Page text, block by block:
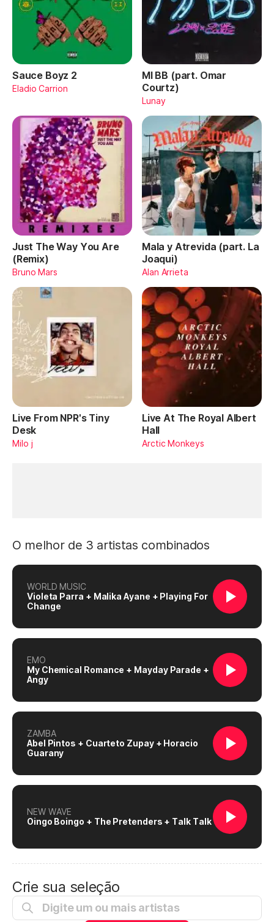
Sauce Boyz 2
Eladio Carrion
MI BB (part. Omar
Courtz)
Lunay
Just The Way You Are
(Remix)
Bruno Mars
Mala y Atrevida (part. La
Joaqui)
Alan Arrieta
Live From NPR's Tiny
Desk
Milo j
Live At The Royal Albert
Hall
Arctic Monkeys
O melhor de 3 artistas combinados
WORLD MUSIC
Violeta Parra + Malika Ayane + Playing For
Change
EMO
My Chemical Romance + Mayday Parade +
Angy
ZAMBA
Abel Pintos + Cuarteto Zupay + Horacio
Guarany
NEW WAVE
Oingo Boingo + The Pretenders + Talk Talk
Crie sua seleção